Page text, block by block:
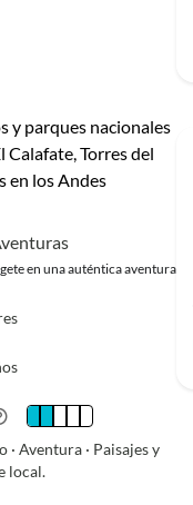
y parques nacionales
Calafate, Torres del
en los Andes
en una auténtica aventura
· Aventura · Paisajes y
local.